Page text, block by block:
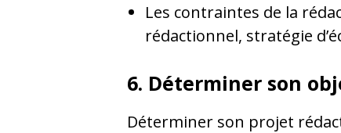
Les contraintes de la
rédactionnel, stratégie
6. Déterminer son
Déterminer son projet